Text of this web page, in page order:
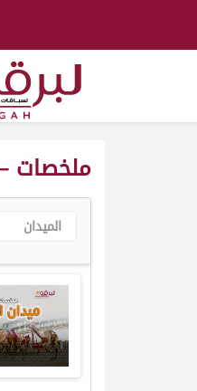
ملخصات –
الميدان